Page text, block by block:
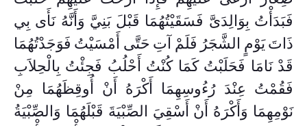
فَبَدَأْتُ بِوَالِدَىَّ فَسَقَيْتُهُمَا قَبْلَ بَنِيَّ وَأَنَّهُ نَأَى بِي
ذَاتَ يَوْمٍ الشَّجَرُ فَلَمْ آتِ حَتَّى أَمْسَيْتُ فَوَجَدْتُهُمَا
قَدْ نَامَا فَحَلَبْتُ كَمَا كُنْتُ أَحْلُبُ فَجِئْتُ بِالْحِلاَبِ
فَقُمْتُ عِنْدَ رُءُوسِهِمَا أَكْرَهُ أَنْ أُوقِظَهُمَا مِنْ
نَوْمِهِمَا وَأَكْرَهُ أَنْ أَسْقِيَ الصِّبْيَةَ قَبْلَهُمَا وَالصِّبْيَةُ